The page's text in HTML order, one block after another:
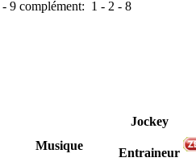
- 9 complément: 1 - 2 - 8
Musique
Jockey
Entraineur